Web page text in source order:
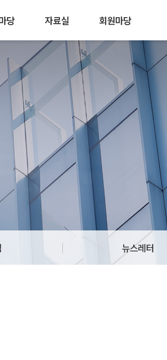
구매
어측정원 개인정보 기술포럼
당
ICT소식 뉴스레터
자료실
발간자료/행사자료 통계/정책
회원마당
개 회원사 지원 회원사 소식
뉴스레터